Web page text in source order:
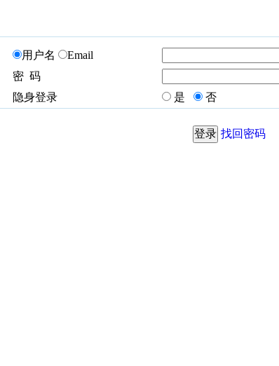
用户名
Email
密 码
隐身登录
是 否
找回密码